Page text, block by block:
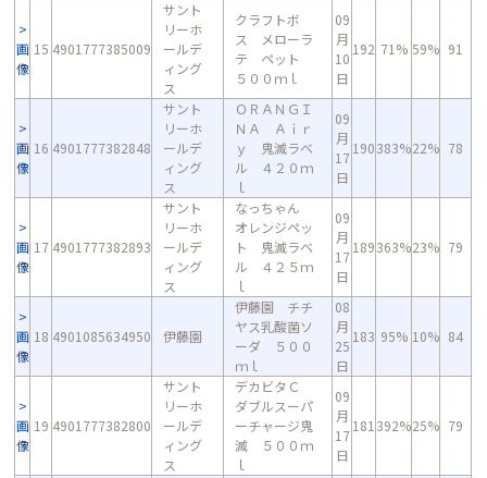
画
像
15 4901777385009
サント
リーホ
ールデ
ィング
ス
クラフトボ
ス メローラ
テ ペット
５００ｍｌ
09
月
10
日
192 71% 59% 91
画
像
16 4901777382848
サント
リーホ
ールデ
ィング
ス
ＯＲＡＮＧＩ
ＮＡ Ａｉｒ
ｙ 鬼滅ラベ
ル ４２０ｍ
ｌ
09
月
17
日
190383%22% 78
画
像
17 4901777382893
サント
リーホ
ールデ
ィング
ス
なっちゃん
オレンジペッ
ト 鬼滅ラベ
ル ４２５ｍ
ｌ
09
月
17
日
189363%23% 79
画
像
18 4901085634950 伊藤園
伊藤園 チチ
ヤス乳酸菌ソ
ーダ ５００
ｍｌ
08
月
25
日
183 95% 10% 84
画
像
19 4901777382800
サント
リーホ
ールデ
ィング
ス
デカビタＣ
ダブルスーパ
ーチャージ鬼
滅 ５００ｍ
ｌ
09
月
17
日
181 392%25% 79